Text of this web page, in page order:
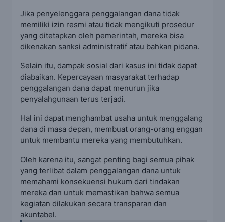
Jika penyelenggara penggalangan dana tidak
memiliki izin resmi atau tidak mengikuti prosedur
yang ditetapkan oleh pemerintah, mereka bisa
dikenakan sanksi administratif atau bahkan pidana.
Selain itu, dampak sosial dari kasus ini tidak dapat
diabaikan. Kepercayaan masyarakat terhadap
penggalangan dana dapat menurun jika
penyalahgunaan terus terjadi.
Hal ini dapat menghambat usaha untuk menggalang
dana di masa depan, membuat orang-orang enggan
untuk membantu mereka yang membutuhkan.
Oleh karena itu, sangat penting bagi semua pihak
yang terlibat dalam penggalangan dana untuk
memahami konsekuensi hukum dari tindakan
mereka dan untuk memastikan bahwa semua
kegiatan dilakukan secara transparan dan
akuntabel.